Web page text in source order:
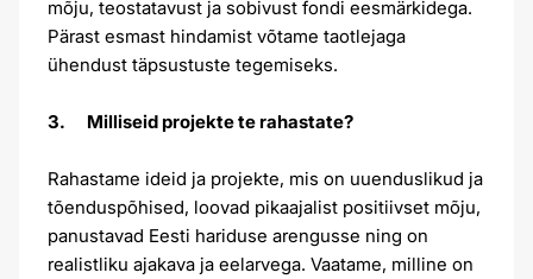
mõju, teostatavust ja sobivust fondi eesmärkidega.
Pärast esmast hindamist võtame taotlejaga
ühendust täpsustuste tegemiseks.
3. Milliseid projekte te rahastate?
Rahastame ideid ja projekte, mis on uuenduslikud ja
tõenduspõhised, loovad pikaajalist positiivset mõju,
panustavad Eesti hariduse arengusse ning on
realistliku ajakava ja eelarvega. Vaatame, milline on